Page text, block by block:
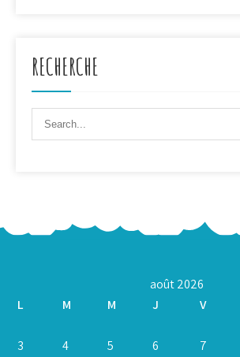
RECHERCHE
août 2026
L
M M J V
3
4 5 6 7